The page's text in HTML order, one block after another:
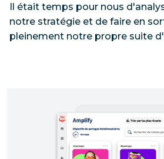
Il était temps pour nous
notre stratégie et de faire en
pleinement notre propre suite